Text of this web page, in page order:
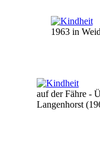
1963 in
auf der Fähre -
Langenhorst